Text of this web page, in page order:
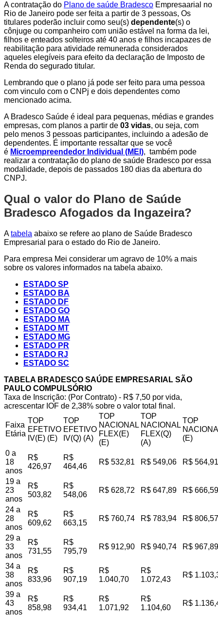
A contratação do Plano de saúde Bradesco Empresaarial no
Rio de Janeiro pode ser feita a partir de 3 pessoas, Os
titulares poderão incluir como seu(s) dependente(s) o
cônjuge ou companheiro com união estável na forma da lei,
filhos e enteados solteiros até 40 anos e filhos incapazes de
reabilitação para atividade remunerada considerados
aqueles elegíveis para efeito da declaração de Imposto de
Renda do segurado titular.
Lembrando que o plano já pode ser feito para uma pessoa
com vinculo com o CNPj e dois dependentes como
mencionado acima.
A Bradesco Saúde é ideal para pequenas, médias e grandes
empresas, com planos a partir de 03 vidas, ou seja, com
pelo menos 3 pessoas participantes, incluindo a adesão de
dependentes. É importante ressaltar que se você
é Microempreendedor Individual (MEI), também pode
realizar a contratação do plano de saúde Bradesco por essa
modalidade, depois de passados 180 dias da abertura do
CNPJ.
Qual o valor do Plano de Saúde
Bradesco Afogados da Ingazeira?
Atabela abaixo se refere ao plano de Saúde Bradesco
Empresarial para o estado do Rio de Janeiro.
Para empresa Mei considerar um agravo de 10% a mais
sobre os valores informados na tabela abaixo.
ESTADO SP
ESTADO BA
ESTADO DF
ESTADO GO
ESTADO MA
ESTADO MT
ESTADO MG
ESTADO PR
ESTADO RJ
ESTADO SC
TABELA BRADESCO SAÚDE EMPRESARIAL SÃO
PAULO COMPULSÓRIO
Taxa de Inscrição: (Por Contrato) - R$ 7,50 por vida,
acrescentar IOF de 2,38% sobre o valor total final.
Faixa
Etária
TOP
EFETIVO
IV(E) (E)
TOP
EFETIVO
IV(Q) (A)
TOP
NACIONAL
FLEX(E)
(E)
TOP
NACIONAL
FLEX(Q)
(A)
TOP
(E)
0 a
18
anos
R$
426,97
R$
464,46
R$ 532,81 R$ 549,06 R$ 564,91
19 a
23
anos
R$
503,82
R$
548,06
R$ 628,72 R$ 647,89 R$ 666,59
24 a
28
anos
R$
609,62
R$
663,15
R$ 760,74 R$ 783,94 R$ 806,57
29 a
33
anos
R$
731,55
R$
795,79
R$ 912,90 R$ 940,74 R$ 967,89
34 a
38
anos
R$
833,96
R$
907,19
R$
1.040,70
R$
1.072,43
R$
39 a
43
anos
R$
858,98
R$
934,41
R$
1.071,92
R$
1.104,60
R$